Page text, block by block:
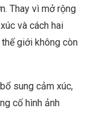
Thay vì mở rộng
và cách hai
giới không còn
sung cảm xúc,
cố hình ảnh